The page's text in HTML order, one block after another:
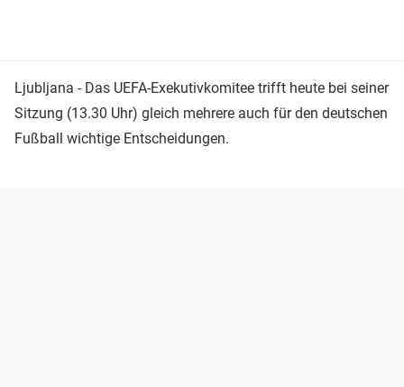
Ljubljana - Das UEFA-Exekutivkomitee trifft heute bei seiner
Sitzung (13.30 Uhr) gleich mehrere auch für den deutschen
Fußball wichtige Entscheidungen.